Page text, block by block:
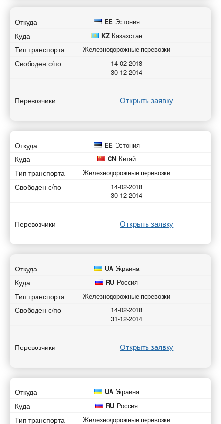
Откуда EE Эстония
Куда KZ Казахстан
Тип транспорта Железнодорожные перевозки
Свободен с/по
14-02-2018
30-12-2014
Перевозчики Открыть заявку
Откуда EE Эстония
Куда CN Китай
Тип транспорта Железнодорожные перевозки
Свободен с/по
14-02-2018
30-12-2014
Перевозчики Открыть заявку
Откуда UA Украина
Куда RU Россия
Тип транспорта Железнодорожные перевозки
Свободен с/по
14-02-2018
31-12-2014
Перевозчики Открыть заявку
Откуда UA Украина
Куда RU Россия
Тип транспорта Железнодорожные перевозки